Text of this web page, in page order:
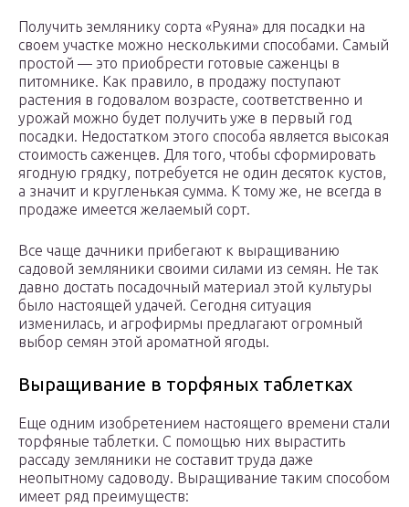
Получить землянику сорта «Руяна» для посадки на
своем участке можно несколькими способами. Самый
простой — это приобрести готовые саженцы в
питомнике. Как правило, в продажу поступают
растения в годовалом возрасте, соответственно и
урожай можно будет получить уже в первый год
посадки. Недостатком этого способа является высокая
стоимость саженцев. Для того, чтобы сформировать
ягодную грядку, потребуется не один десяток кустов,
а значит и кругленькая сумма. К тому же, не всегда в
продаже имеется желаемый сорт.
Все чаще дачники прибегают к выращиванию
садовой земляники своими силами из семян. Не так
давно достать посадочный материал этой культуры
было настоящей удачей. Сегодня ситуация
изменилась, и агрофирмы предлагают огромный
выбор семян этой ароматной ягоды.
Выращивание в торфяных таблетках
Еще одним изобретением настоящего времени стали
торфяные таблетки. С помощью них вырастить
рассаду земляники не составит труда даже
неопытному садоводу. Выращивание таким способом
имеет ряд преимуществ: